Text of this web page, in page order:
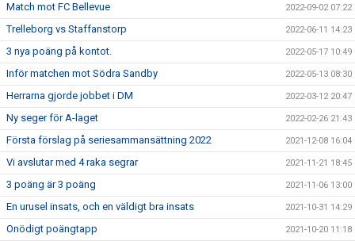
Match mot FC Bellevue 2022-09-02 07:22
Trelleborg vs Staffanstorp 2022-06-11 14:23
3 nya poäng på kontot. 2022-05-17 10:49
Inför matchen mot Södra Sandby 2022-05-13 08:30
Herrarna gjorde jobbet i DM 2022-03-12 20:47
Ny seger för A-laget 2022-02-26 21:43
Första förslag på seriesammansättning 2022 2021-12-08 16:04
Vi avslutar med 4 raka segrar 2021-11-21 18:45
3 poäng är 3 poäng 2021-11-06 13:00
En urusel insats, och en väldigt bra insats 2021-10-31 14:29
Onödigt poängtapp 2021-10-20 11:18